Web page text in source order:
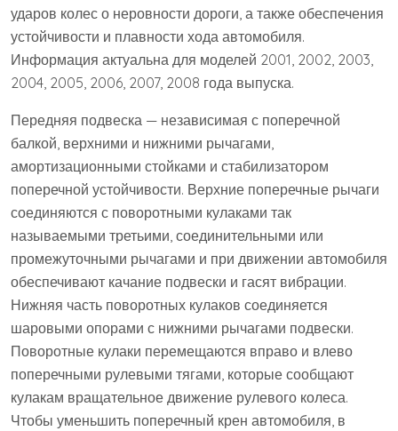
ударов колес о неровности дороги, а также обеспечения
устойчивости и плавности хода автомобиля.
Информация актуальна для моделей 2001, 2002, 2003,
2004, 2005, 2006, 2007, 2008 года выпуска.
Передняя подвеска — независимая с поперечной
балкой, верхними и нижними рычагами,
амортизационными стойками и стабилизатором
поперечной устойчивости. Верхние поперечные рычаги
соединяются с поворотными кулаками так
называемыми третьими, соединительными или
промежуточными рычагами и при движении автомобиля
обеспечивают качание подвески и гасят вибрации.
Нижняя часть поворотных кулаков соединяется
шаровыми опорами с нижними рычагами подвески.
Поворотные кулаки перемещаются вправо и влево
поперечными рулевыми тягами, которые сообщают
кулакам вращательное движение рулевого колеса.
Чтобы уменьшить поперечный крен автомобиля, в